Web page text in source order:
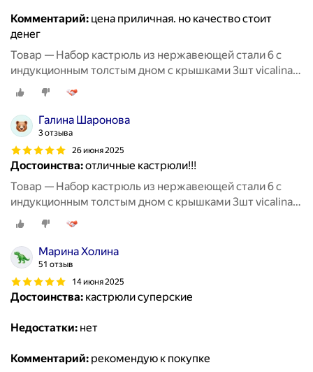
Комментарий: цена приличная. но качество стоит
денег
Товар — Набор кастрюль из нержавеющей стали 6 с
индукционным толстым дном с крышками 3шт vicalina
из нержавейки для приготовлени
Галина Шаронова
3 отзыва
26 июня 2025
Достоинства:отличные кастрюли!!!
Товар — Набор кастрюль из нержавеющей стали 6 с
индукционным толстым дном с крышками 3шт vicalina
из нержавейки для приготовлени
Марина Холина
51 отзыв
14 июня 2025
Достоинства: кастрюли суперские
Недостатки: нет
Комментарий: рекомендую к покупке